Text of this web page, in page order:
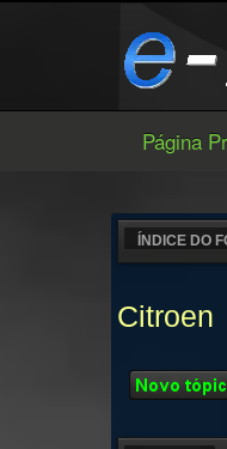
Página
ÍNDICE DO
Citroen
Criar um novo
Tópico